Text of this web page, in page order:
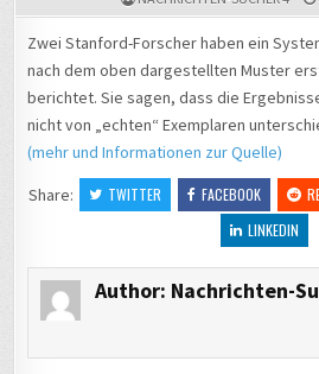
Zwei Stanford-Forscher haben ein
nach dem oben dargestellten Muster
berichtet. Sie sagen, dass die
nicht von „echten“ Exemplaren
(mehr und Informationen zur Quelle)
Share:
TWITTER FACEBOOK
LINKEDIN
Author: Nachrichten-